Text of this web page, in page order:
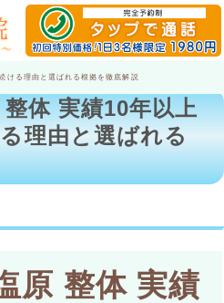
ける理由と選ばれる根拠を徹底解説
体 実績10年以上
理由と選ばれる
原 整体 実績